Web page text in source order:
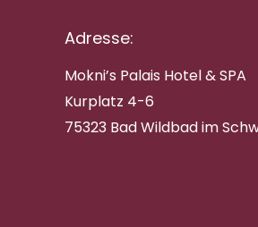
Adresse:
Mokni’s Palais Hotel & SPA
Kurplatz 4-6
75323 Bad Wildbad im